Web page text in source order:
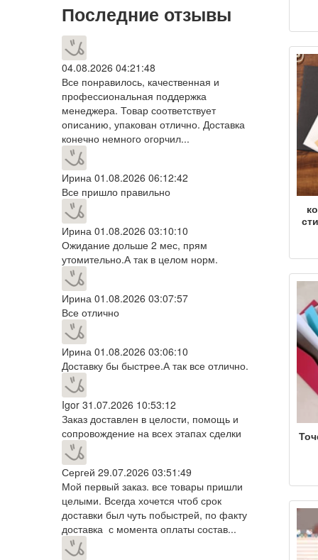
Последние отзывы
04.08.2026 04:21:48
Все понравилось, качественная и
профессиональная поддержка
менеджера. Товар соответствует
описанию, упакован отлично. Доставка
конечно немного огорчил...
Ирина 01.08.2026 06:12:42
Все пришло правильно
Ирина 01.08.2026 03:10:10
Ожидание дольше 2 мес, прям
утомительно.А так в целом норм.
Ирина 01.08.2026 03:07:57
Все отлично
Ирина 01.08.2026 03:06:10
Доставку бы быстрее.А так все отлично.
Igor 31.07.2026 10:53:12
Заказ доставлен в целости, помощь и
сопровождение на всех этапах сделки
Сергей 29.07.2026 03:51:49
Мой первый заказ. все товары пришли
целыми. Всегда хочется чтоб срок
доставки был чуть побыстрей, по факту
доставка с момента оплаты состав...